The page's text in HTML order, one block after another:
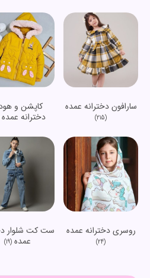
سارافون دخترانه عمده
(215)
کاپشن و
دخترانه
روسری دخترانه عمده
(24)
ست کت شلوار
عمده(19)